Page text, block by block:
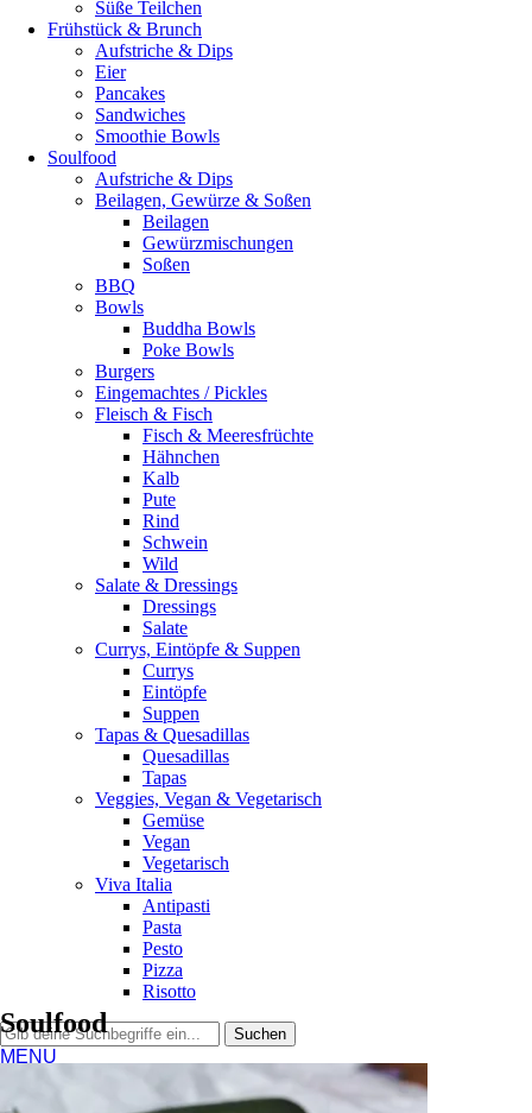
Süße Teilchen
Frühstück & Brunch
Aufstriche & Dips
Eier
Pancakes
Sandwiches
Smoothie Bowls
Soulfood
Aufstriche & Dips
Beilagen, Gewürze & Soßen
Beilagen
Gewürzmischungen
Soßen
BBQ
Bowls
Buddha Bowls
Poke Bowls
Burgers
Eingemachtes / Pickles
Fleisch & Fisch
Fisch & Meeresfrüchte
Hähnchen
Kalb
Pute
Rind
Schwein
Wild
Salate & Dressings
Dressings
Salate
Currys, Eintöpfe & Suppen
Currys
Eintöpfe
Suppen
Tapas & Quesadillas
Quesadillas
Tapas
Veggies, Vegan & Vegetarisch
Gemüse
Vegan
Vegetarisch
Viva Italia
Antipasti
Pasta
Pesto
Pizza
Risotto
MENU
Soulfood